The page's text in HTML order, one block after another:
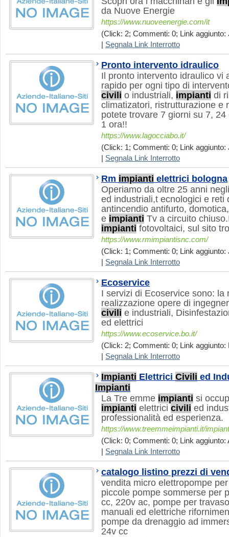
da Nuove Energie
https://www.nuoveenergie.com/it
(Click: 2; Commenti: 0; Link aggiunto:
Segnala Link Interrotto
Pronto intervento idraulico
Il pronto intervento idraulico vi
rapido per ogni tipo di
civili o industriali, impianti di
climatizatori, ristrutturazione e
potete trovare 7 giorni su 7,
1 ora!!
https://www.lagocciabo.it/
(Click: 1; Commenti: 0; Link aggiunto:
Segnala Link Interrotto
Rm impianti elettrici bologna
Operiamo da oltre 25 anni
ed industriali,t ecnologici e reti
antincendio antifurto,
e impianti Tv a circuito
impianti fotovoltaici, sul sito
https://www.rmimpiantisnc.com/
(Click: 1; Commenti: 0; Link aggiunto:
Segnala Link Interrotto
Ecoservice
I servizi di Ecoservice sono: la
realizzazione opere di
civili e industriali,
ed elettrici
https://www.ecoservice.bo.it/
(Click: 2; Commenti: 0; Link aggiunto:
Segnala Link Interrotto
Impianti Elettrici Civili ed
Impianti
La Tre emme impianti si
impianti elettrici civili ed
professionalità ed esperienza.
https://www.treemmeimpianti.it/
(Click: 0; Commenti: 0; Link aggiunto:
Segnala Link Interrotto
catalogo listino prezzi di
vendita micro elettropompe
piccole pompe sommerse per
cc, 220v ac, pompe per
manuali ed elettriche
pompe da drenaggio ad
24v cc